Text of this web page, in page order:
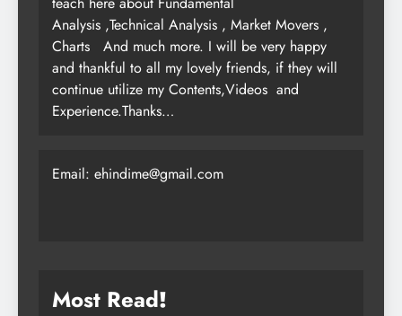
Analysis ,Technical Analysis , Market Movers ,
Charts
And much more. I will be very happy
and thankful to all my lovely friends, if they will
continue utilize my Contents,Videos and
Experience.Thanks…
Email: ehindime@gmail.com
Most Read!